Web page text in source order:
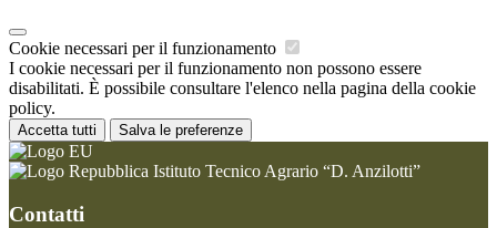
Cookie necessari per il funzionamento
I cookie necessari per il funzionamento non possono essere
disabilitati. È possibile consultare l'elenco nella pagina della cookie
policy.
Accetta tutti Salva le preferenze
Istituto Tecnico Agrario “D. Anzilotti”
Contatti